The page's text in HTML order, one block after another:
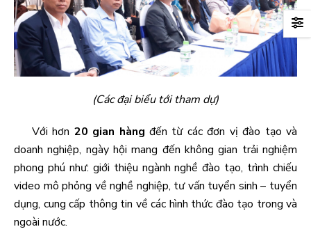
(Các đại biểu tới tham dự)
Với hơn 20 gian hàng đến từ các đơn vị đào tạo và
doanh nghiệp, ngày hội mang đến không gian trải nghiệm
phong phú như: giới thiệu ngành nghề đào tạo, trình chiếu
video mô phỏng về nghề nghiệp, tư vấn tuyển sinh – tuyển
dụng, cung cấp thông tin về các hình thức đào tạo trong và
ngoài nước.